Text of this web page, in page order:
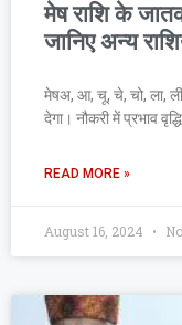
मेष राशि के
जानिए अन्य
मेषअ, आ, चू, चे, चो, ला,
देगा। नौकरी में प्रभाव
READ MORE »
August 16, 2024